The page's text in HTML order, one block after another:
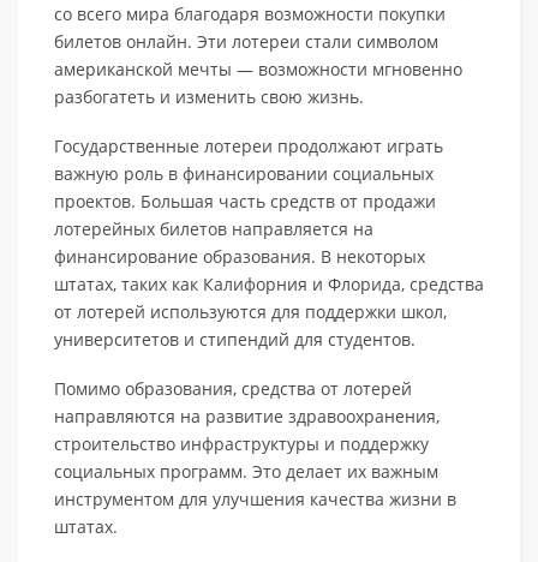
со всего мира благодаря возможности покупки
билетов онлайн. Эти лотереи стали символом
американской мечты — возможности мгновенно
разбогатеть и изменить свою жизнь.
Государственные лотереи продолжают играть
важную роль в финансировании социальных
проектов. Большая часть средств от продажи
лотерейных билетов направляется на
финансирование образования. В некоторых
штатах, таких как Калифорния и Флорида, средства
от лотерей используются для поддержки школ,
университетов и стипендий для студентов.
Помимо образования, средства от лотерей
направляются на развитие здравоохранения,
строительство инфраструктуры и поддержку
социальных программ. Это делает их важным
инструментом для улучшения качества жизни в
штатах.